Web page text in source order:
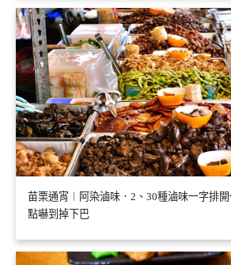
苗栗通宵︱阿染滷味．2、30種滷味一字排
點嚇到掉下巴